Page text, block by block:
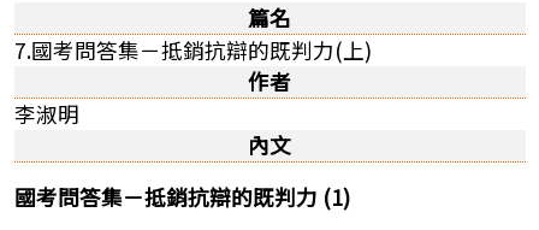
篇名
7.國考問答集－抵銷抗辯的既判力(上)
作者
李淑明
內文
國考問答集－抵銷抗辯的既判力 (1)